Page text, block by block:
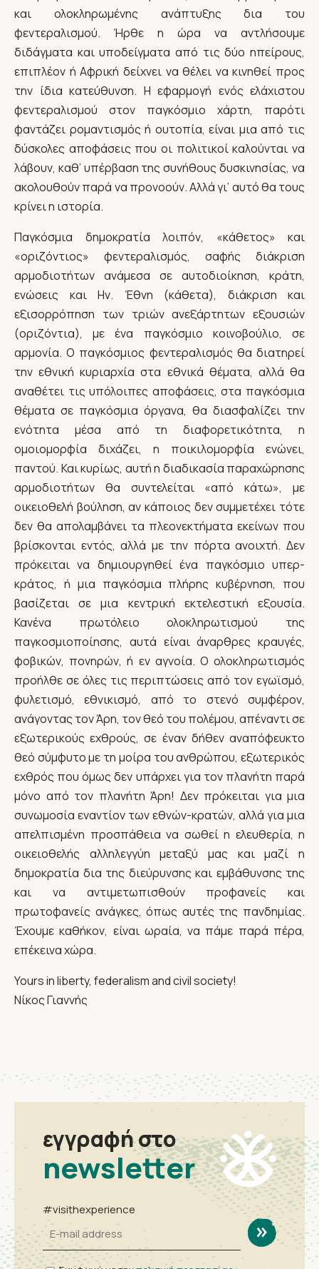
και ολοκληρωμένης ανάπτυξης δια του
φεντεραλισμού. Ήρθε η ώρα να αντλήσουμε
διδάγματα και υποδείγματα από τις δύο ηπείρους,
επιπλέον ή Αφρική δείχνει να θέλει να κινηθεί προς
την ίδια κατεύθυνση. Η εφαρμογή ενός ελάχιστου
φεντεραλισμού στον παγκόσμιο χάρτη, παρότι
φαντάζει ρομαντισμός ή ουτοπία, είναι μια από τις
δύσκολες αποφάσεις που οι πολιτικοί καλούνται να
λάβουν, καθ’ υπέρβαση της συνήθους δυσκινησίας, να
ακολουθούν παρά να προνοούν. Αλλά γι’ αυτό θα τους
κρίνει η ιστορία.
Παγκόσμια δημοκρατία λοιπόν, «κάθετος» και
«οριζόντιος» φεντεραλισμός, σαφής διάκριση
αρμοδιοτήτων ανάμεσα σε αυτοδιοίκηση, κράτη,
ενώσεις και Ην. Έθνη (κάθετα), διάκριση και
εξισορρόπηση των τριών ανεξάρτητων εξουσιών
(οριζόντια), με ένα παγκόσμιο κοινοβούλιο, σε
αρμονία. Ο παγκόσμιος φεντεραλισμός θα διατηρεί
την εθνική κυριαρχία στα εθνικά θέματα, αλλά θα
αναθέτει τις υπόλοιπες αποφάσεις, στα παγκόσμια
θέματα σε παγκόσμια όργανα, θα διασφαλίζει την
ενότητα μέσα από τη διαφορετικότητα, η
ομοιομορφία διχάζει, η ποικιλομορφία ενώνει,
παντού. Και κυρίως, αυτή η διαδικασία παραχώρησης
αρμοδιοτήτων θα συντελείται «από κάτω», με
οικειοθελή βούληση, αν κάποιος δεν συμμετέχει τότε
δεν θα απολαμβάνει τα πλεονεκτήματα εκείνων που
βρίσκονται εντός, αλλά με την πόρτα ανοιχτή. Δεν
πρόκειται να δημιουργηθεί ένα παγκόσμιο υπερ-
κράτος, ή μια παγκόσμια πλήρης κυβέρνηση, που
βασίζεται σε μια κεντρική εκτελεστική εξουσία.
Κανένα πρωτόλειο ολοκληρωτισμού της
παγκοσμιοποίησης, αυτά είναι άναρθρες κραυγές,
φοβικών, πονηρών, ή εν αγνοία. Ο ολοκληρωτισμός
προήλθε σε όλες τις περιπτώσεις από τον εγωϊσμό,
φυλετισμό, εθνικισμό, από το στενό συμφέρον,
ανάγοντας τον Άρη, τον θεό του πολέμου, απέναντι σε
εξωτερικούς εχθρούς, σε έναν δήθεν αναπόφευκτο
θεό σύμφυτο με τη μοίρα του ανθρώπου, εξωτερικός
εχθρός που όμως δεν υπάρχει για τον πλανήτη παρά
μόνο από τον πλανήτη Άρη! Δεν πρόκειται για μια
συνωμοσία εναντίον των εθνών-κρατών, αλλά για μια
απελπισμένη προσπάθεια να σωθεί η ελευθερία, η
οικειοθελής αλληλεγγύη μεταξύ μας και μαζί η
δημοκρατία δια της διεύρυνσης και εμβάθυνσης της
και να αντιμετωπισθούν προφανείς και
πρωτοφανείς ανάγκες, όπως αυτές της πανδημίας.
Έχουμε καθήκον, είναι ωραία, να πάμε παρά πέρα,
επέκεινα χώρα.
Yours in liberty, federalism and civil society!
Νίκος Γιαννής
εγγραφή στο
newsletter
#visithexperience